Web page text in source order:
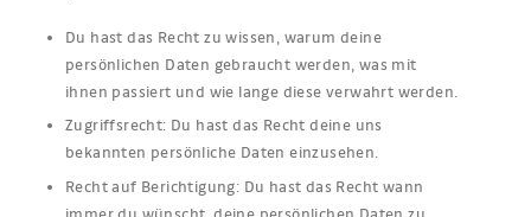
Du hast das Recht zu wissen, warum deine
persönlichen Daten gebraucht werden, was mit
ihnen passiert und wie lange diese verwahrt werden.
Zugriffsrecht: Du hast das Recht deine uns
bekannten persönliche Daten einzusehen.
Recht auf Berichtigung: Du hast das Recht wann